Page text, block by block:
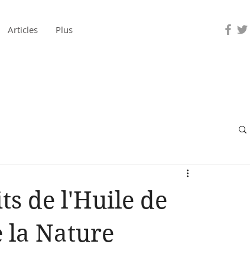
Articles Plus
de l'Huile de
la Nature